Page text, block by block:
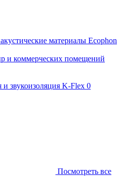
материалы Ecophon
и коммерческих помещений
и звукоизоляция K-Flex 0
Посмотреть все